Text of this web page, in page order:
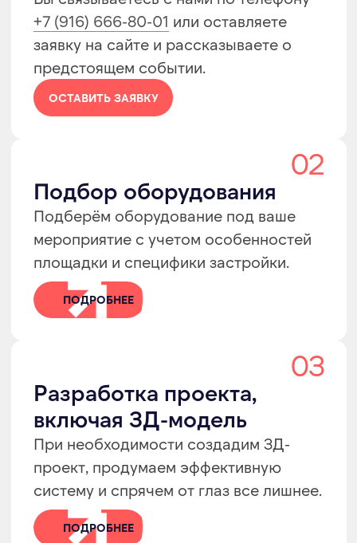
ПОДРОБНЕЕ
05
Монтаж
Профессиональный монтаж —
гарантия того, что всё оборудование
ПОДРОБНЕЕ